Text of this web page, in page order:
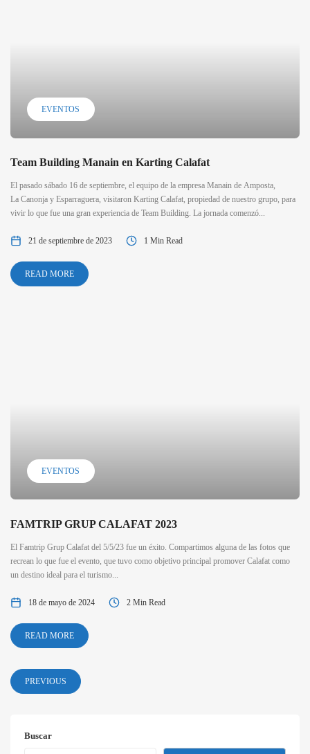
EVENTOS
Team Building Manain en Karting Calafat
El pasado sábado 16 de septiembre, el equipo de la empresa Manain de Amposta,
La Canonja y Esparraguera, visitaron Karting Calafat, propiedad de nuestro grupo, para
vivir lo que fue una gran experiencia de Team Building. La jornada comenzó...
21 de septiembre de 2023 1 Min Read
READ MORE
EVENTOS
FAMTRIP GRUP CALAFAT 2023
El Famtrip Grup Calafat del 5/5/23 fue un éxito. Compartimos alguna de las fotos que
recrean lo que fue el evento, que tuvo como objetivo principal promover Calafat como
un destino ideal para el turismo...
18 de mayo de 2024 2 Min Read
READ MORE
PREVIOUS
Buscar